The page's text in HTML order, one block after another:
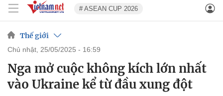
# ASEAN CUP 2026
Thế giới
chủ nhật, 25/05/2025 - 16:59
Nga mở cuộc không kích lớn nhất
vào Ukraine kể từ đầu xung đột